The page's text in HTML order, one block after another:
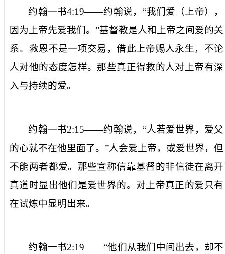
约翰一书4:19——约翰说， “我们爱（上帝），
因为上帝先爱我们。 ”基督教是人和上帝之间爱的关
系。救恩不是一项交易，借此上帝赐人永生，不论
人对他的态度怎样。那些真正得救的人对上帝有深
入与持续的爱。
约翰一书2:15——约翰说， “人若爱世界，爱父
的心就不在他里面了。”人会爱上帝，或爱世界，但
不能两者都爱。 那些宣称信靠基督的非信徒在离开
真道时显出他们 是爱世界的。对上帝真正的爱只有
在试炼中显明出来。
约翰一书2:19——“他们从我们中间出去，却不